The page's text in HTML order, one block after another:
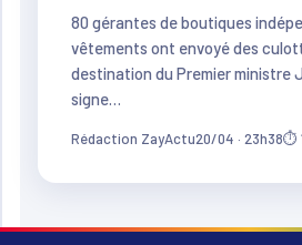
80 gérantes de boutiques
vêtements ont envoyé des
destination du Premier ministre
signe…
Rédaction ZayActu20/04 · 23h38⏱